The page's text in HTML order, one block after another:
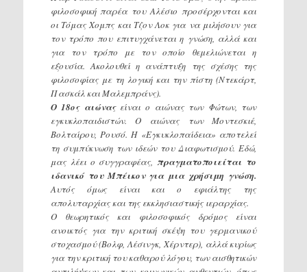
φιλοσοφική παρέα του Αλέσιο προσέρχονται και
οι Τόμας Χομπς και Τζον Λοκ για να μιλήσουν για
τον τρόπο που επιτυγχάνεται η γνώση, αλλά και
για τον τρόπο με τον οποίο θεμελιώνεται η
εξουσία. Ακολουθεί η ανάπτυξη της σχέσης της
φιλοσοφίας με τη λογική και την πίστη (Ντεκάρτ,
Πασκάλ και Μαλεμπράνς).
Ο 18ος αιώνας είναι ο αιώνας των Φώτων, των
εγκυκλοπαιδιστών. Ο αιώνας των Μοντεσκιέ,
Βολταίρου, Ρουσό. Η «Εγκυκλοπαίδεια» αποτελεί
τη συμπύκνωση των ιδεών του Διαφωτισμού. Εδώ,
μας λέει ο συγγραφέας, πραγματοποιείται το
ιδανικό του Μπέικον για μια χρήσιμη γνώση.
Αυτός όμως είναι και ο εφιάλτης της
απολυταρχίας και της εκκλησιαστικής ιεραρχίας.
Ο θεωρητικός και φιλοσοφικός δρόμος είναι
ανοικτός για την κριτική σκέψη του γερμανικού
στοχασμού (Βολφ, Λέσινγκ, Χέρντερ), αλλά κυρίως
για την κριτική του καθαρού λόγου, των αισθητικών